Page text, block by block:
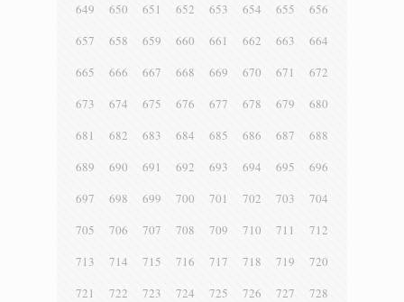
649
650 651 652 653 654 655
656
657
658 659 660 661 662 663
664
665
666 667 668 669 670 671
672
673
674 675 676 677 678 679
680
681
682 683 684 685 686 687
688
689
690 691 692 693 694 695
696
697
698 699 700 701 702 703
704
705
706 707 708 709 710 711
712
713
714 715 716 717 718 719
720
721
722 723 724 725 726 727
728